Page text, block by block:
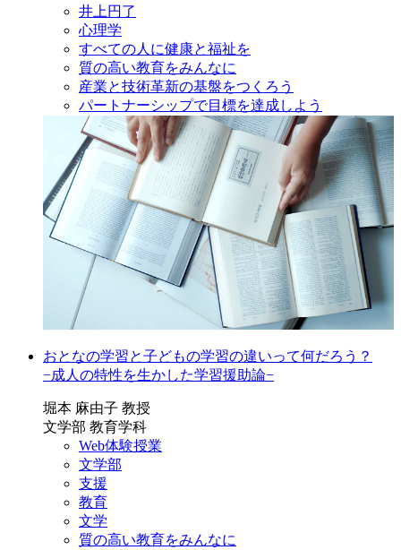
井上円了
心理学
すべての人に健康と福祉を
質の高い教育をみんなに
産業と技術革新の基盤をつくろう
パートナーシップで目標を達成しよう
おとなの学習と子どもの学習の違いって何だろう？
−成人の特性を生かした学習援助論−
堀本 麻由子 教授
文学部 教育学科
Web体験授業
文学部
支援
教育
文学
質の高い教育をみんなに